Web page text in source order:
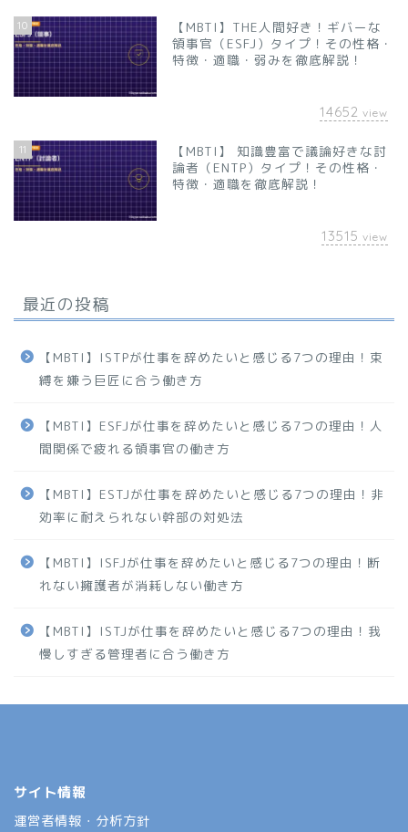
10
【MBTI】THE人間好き！ギバーな
領事官（ESFJ）タイプ！その性格・
特徴・適職・弱みを徹底解説！
14652 view
11
【MBTI】 知識豊富で議論好きな討
論者（ENTP）タイプ！その性格・
特徴・適職を徹底解説！
13515 view
最近の投稿
【MBTI】ISTPが仕事を辞めたいと感じる7つの理由！束
縛を嫌う巨匠に合う働き方
【MBTI】ESFJが仕事を辞めたいと感じる7つの理由！人
間関係で疲れる領事官の働き方
【MBTI】ESTJが仕事を辞めたいと感じる7つの理由！非
効率に耐えられない幹部の対処法
【MBTI】ISFJが仕事を辞めたいと感じる7つの理由！断
れない擁護者が消耗しない働き方
【MBTI】ISTJが仕事を辞めたいと感じる7つの理由！我
慢しすぎる管理者に合う働き方
サイト情報
運営者情報・分析方針